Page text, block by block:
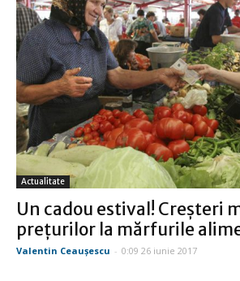
Actualitate
Un cadou estival! Creşteri
preţurilor la mărfurile
Valentin Ceauşescu - 0:09 26 iunie 2017